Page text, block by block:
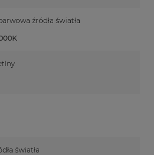
źródła światła
światła